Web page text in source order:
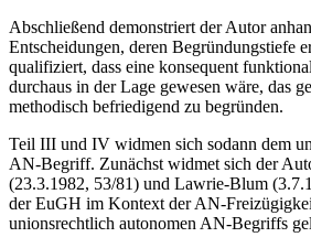
Abschließend demonstriert der Autor
Entscheidungen, deren Begründungstiefe
qualifiziert, dass eine konsequent
durchaus in der Lage gewesen wäre, das
methodisch befriedigend zu begründen.
Teil III und IV widmen sich sodann dem
AN-Begriff. Zunächst widmet sich der
(23.3.1982, 53/81) und Lawrie-Blum
der EuGH im Kontext der AN-
unionsrechtlich autonomen AN-Begriffs